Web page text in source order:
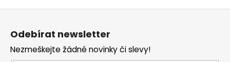
Odebírat newsletter
Nezmeškejte žádné novinky či slevy!